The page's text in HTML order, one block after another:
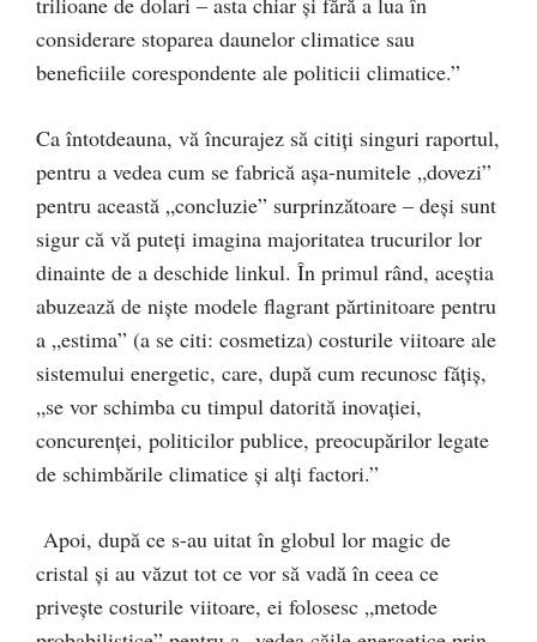
considerare stoparea daunelor climatice sau
beneficiile corespondente ale politicii climatice.”
Ca întotdeauna, vă încurajez să citiți singuri raportul,
pentru a vedea cum se fabrică așa-numitele „dovezi”
pentru această „concluzie” surprinzătoare – deși sunt
sigur că vă puteți imagina majoritatea trucurilor lor
dinainte de a deschide linkul. În primul rând, aceștia
abuzează de niște modele flagrant părtinitoare pentru
a „estima” (a se citi: cosmetiza) costurile viitoare ale
sistemului energetic, care, după cum recunosc fățiș,
„se vor schimba cu timpul datorită inovației,
concurenței, politicilor publice, preocupărilor legate
de schimbările climatice și alți factori.”
Apoi, după ce s-au uitat în globul lor magic de
cristal și au văzut tot ce vor să vadă în ceea ce
privește costurile viitoare, ei folosesc „metode